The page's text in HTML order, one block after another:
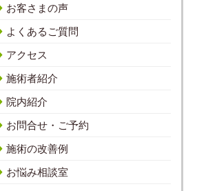
お客さまの声
よくあるご質問
アクセス
施術者紹介
院内紹介
お問合せ・ご予約
施術の改善例
お悩み相談室